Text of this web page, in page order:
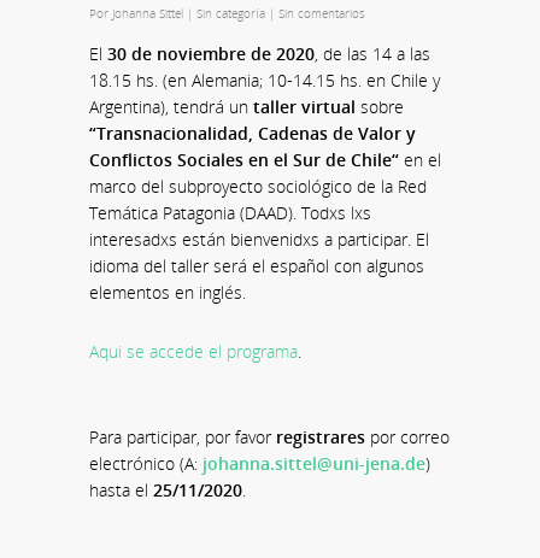
Por Johanna Sittel | Sin categoría | Sin comentarios
El 30 de noviembre de 2020, de las 14 a las
18.15 hs. (en Alemania; 10-14.15 hs. en Chile y
Argentina), tendrá un taller virtual sobre
“Transnacionalidad, Cadenas de Valor y
Conflictos Sociales en el Sur de Chile“ en el
marco del subproyecto sociológico de la Red
Temática Patagonia (DAAD). Todxs lxs
interesadxs están bienvenidxs a participar. El
idioma del taller será el español con algunos
elementos en inglés.
Aqui se accede el programa.
Para participar, por favor registrares por correo
electrónico (A: johanna.sittel@uni-jena.de)
hasta el 25/11/2020.